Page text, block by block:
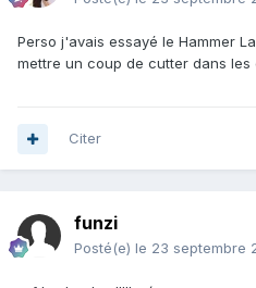
Perso j'avais essayé le Hammer
mettre un coup de cutter dans les
Citer
funzi
Posté(e) le 23 septembre